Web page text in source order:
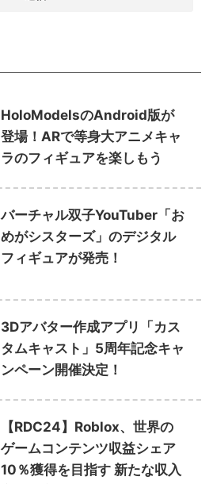
HoloModelsのAndroid版が
登場！ARで等身大アニメキャ
ラのフィギュアを楽しもう
バーチャル双子YouTuber「お
めがシスターズ」のデジタル
フィギュアが発売！
3Dアバター作成アプリ「カス
タムキャスト」5周年記念キャ
ンペーン開催決定！
【RDC24】Roblox、世界の
ゲームコンテンツ収益シェア
10％獲得を目指す 新たな収入